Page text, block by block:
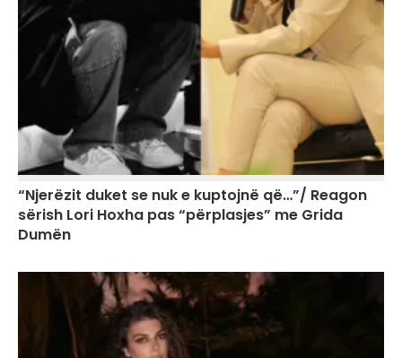
“Njerëzit duket se nuk e kuptojnë që…”/ Reagon
sërish Lori Hoxha pas “përplasjes” me Grida
Dumën